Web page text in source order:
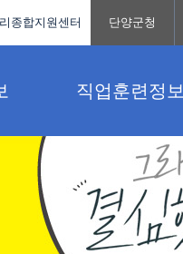
직업훈련정보
종합지원센터 단양군청